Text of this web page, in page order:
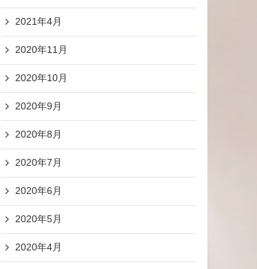
2021年4月
2020年11月
2020年10月
2020年9月
2020年8月
2020年7月
2020年6月
2020年5月
2020年4月